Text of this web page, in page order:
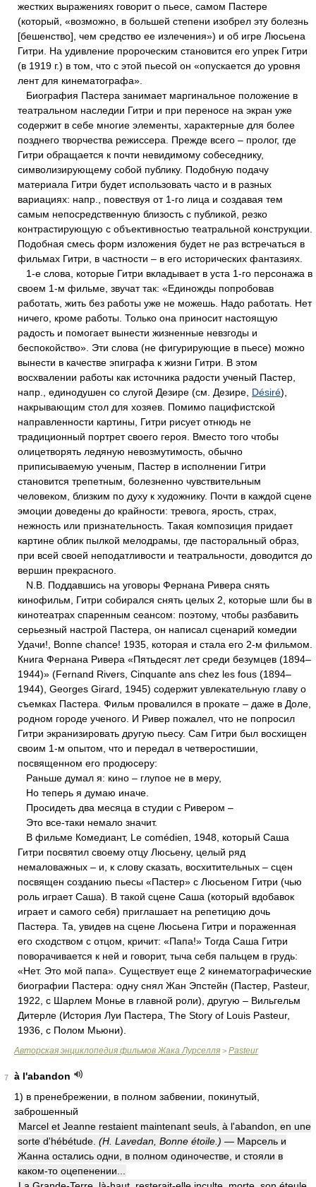
жестких выражениях говорит о пьесе, самом Пастере
(который, «возможно, в большей степени изобрел эту болезнь
[бешенство], чем средство ее излечения») и об игре Люсьена
Гитри. На удивление пророческим становится его упрек Гитри
(в 1919 г.) в том, что с этой пьесой он «опускается до уровня
лент для кинематографа».
Биография Пастера занимает маргинальное положение в
театральном наследии Гитри и при переносе на экран уже
содержит в себе многие элементы, характерные для более
позднего творчества режиссера. Прежде всего – пролог, где
Гитри обращается к почти невидимому собеседнику,
символизирующему собой публику. Подобную подачу
материала Гитри будет использовать часто и в разных
вариациях: напр., повествуя от 1-го лица и создавая тем
самым непосредственную близость с публикой, резко
контрастирующую с объективностью театральной конструкции.
Подобная смесь форм изложения будет не раз встречаться в
фильмах Гитри, в частности – в его исторических фантазиях.
1-е слова, которые Гитри вкладывает в уста 1-го персонажа в
своем 1-м фильме, звучат так: «Единожды попробовав
работать, жить без работы уже не можешь. Надо работать. Нет
ничего, кроме работы. Только она приносит настоящую
радость и помогает вынести жизненные невзгоды и
беспокойство». Эти слова (не фигурирующие в пьесе) можно
вынести в качестве эпиграфа к жизни Гитри. В этом
восхвалении работы как источника радости ученый Пастер,
напр., единодушен со слугой Дезире (см. Дезире, Désiré),
накрывающим стол для хозяев. Помимо пацифистской
направленности картины, Гитри рисует отнюдь не
традиционный портрет своего героя. Вместо того чтобы
олицетворять ледяную невозмутимость, обычно
приписываемую ученым, Пастер в исполнении Гитри
становится трепетным, болезненно чувствительным
человеком, близким по духу к художнику. Почти в каждой сцене
эмоции доведены до крайности: тревога, ярость, страх,
нежность или признательность. Такая композиция придает
картине облик пылкой мелодрамы, где пасторальный образ,
при всей своей неподатливости и театральности, доводится до
вершин прекрасного.
N.B. Поддавшись на уговоры Фернана Ривера снять
кинофильм, Гитри собирался снять целых 2, которые шли бы в
кинотеатрах спаренным сеансом: поэтому, чтобы разбавить
серьезный настрой Пастера, он написал сценарий комедии
Удачи!, Bonne chance! 1935, которая и стала его 2-м фильмом.
Книга Фернана Ривера «Пятьдесят лет среди безумцев (1894–
1944)» (Fernand Rivers, Cinquante ans chez les fous (1894–
1944), Georges Girard, 1945) содержит увлекательную главу о
съемках Пастера. Фильм провалился в прокате – даже в Доле,
родном городе ученого. И Ривер пожалел, что не попросил
Гитри экранизировать другую пьесу. Сам Гитри был восхищен
своим 1-м опытом, что и передал в четверостишии,
посвященном его продюсеру:
Раньше думал я: кино – глупое не в меру,
Но теперь я думаю иначе.
Просидеть два месяца в студии с Ривером –
Это все-таки немало значит.
В фильме Комедиант, Le comédien, 1948, который Саша
Гитри посвятил своему отцу Люсьену, целый ряд
немаловажных – и, к слову сказать, восхитительных – сцен
посвящен созданию пьесы «Пастер» с Люсьеном Гитри (чью
роль играет Саша). В такой сцене Саша (который вдобавок
играет и самого себя) приглашает на репетицию дочь
Пастера. Та, увидев на сцене Люсьена Гитри и пораженная
его сходством с отцом, кричит: «Папа!» Тогда Саша Гитри
поворачивается к ней и говорит, тыча себя пальцем в грудь:
«Нет. Это мой папа». Существует еще 2 кинематографические
биографии Пастера: одну снял Жан Эпстейн (Пастер, Pasteur,
1922, с Шарлем Монье в главной роли), другую – Вильгельм
Дитерле (История Луи Пастера, The Story of Louis Pasteur,
1936, с Полом Мьюни).
Авторская энциклопедия фильмов Жака Лурселля > Pasteur
7
à l'abandon
1) в пренебрежении, в полном забвении, покинутый,
заброшенный
Marcel et Jeanne restaient maintenant seuls, à l'abandon, en une
sorte d'hébétude. (H. Lavedan, Bonne étoile.) — Марсель и
Жанна остались одни, в полном одиночестве, и стояли в
каком-то оцепенении...